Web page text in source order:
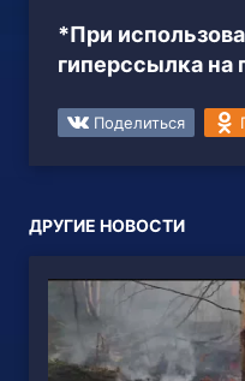
*При
гиперссылка на
Поделиться
ДРУГИЕ НОВОСТИ